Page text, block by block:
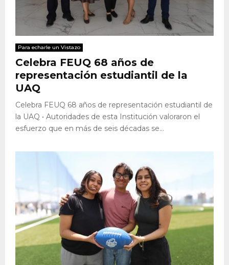
Para echarle un Vistazo
Celebra FEUQ 68 años de
representación estudiantil de la
UAQ
Celebra FEUQ 68 años de representación estudiantil de
la UAQ • Autoridades de esta Institución valoraron el
esfuerzo que en más de seis décadas se...